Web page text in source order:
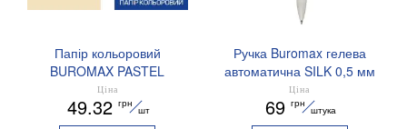
Папір кольоровий
BUROMAX PASTEL
EUROMAX 20 арк А4 80 г/
мс BM.2721220E-08
Ціна
49.32 грн
шт
Ручка Buromax гелева
автоматична SILK 0,5 мм
сині чорнила BM.83100
Ціна
69 грн
штука